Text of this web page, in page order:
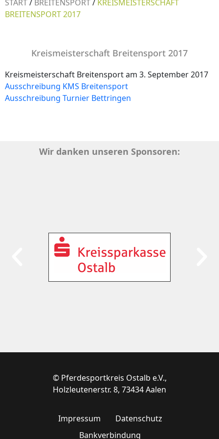
START/ BREITENSPORT/ KREISMEISTERSCHAFT
BREITENSPORT 2017
Kreismeisterschaft Breitensport 2017
Kreismeisterschaft Breitensport am 3. September 2017
Ausschreibung KMS Breitensport
Ausschreibung Turnier Bettringen
Wir danken unseren Sponsoren:
© Pferdesportkreis Ostalb e.V.,
Holzleutenerstr. 8, 73434 Aalen
Impressum
Datenschutz
Bankverbindung